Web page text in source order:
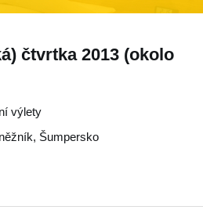
čtvrtka 2013 (okolo
výlety
, Šumpersko